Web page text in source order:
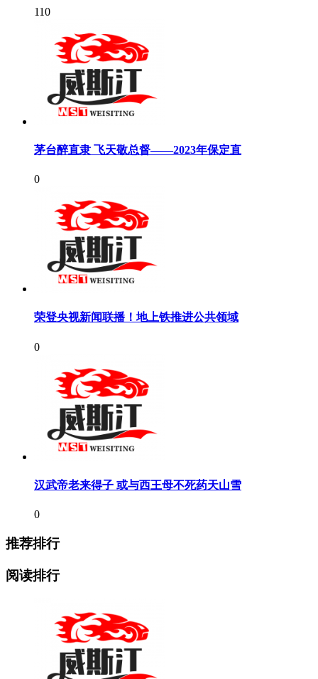
110
茅台醉直隶 飞天敬总督——2023年保定直
0
荣登央视新闻联播！地上铁推进公共领域
0
汉武帝老来得子 或与西王母不死药天山雪
0
推荐排行
阅读排行